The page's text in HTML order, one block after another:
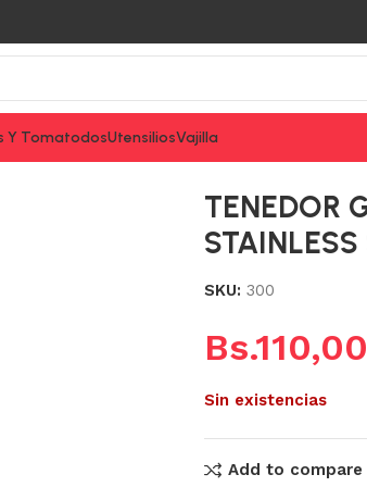
Y TomatodosUtensiliosVajilla
TENEDOR
SKU: 300
Bs.110,00
Sin existencias
Add to compare